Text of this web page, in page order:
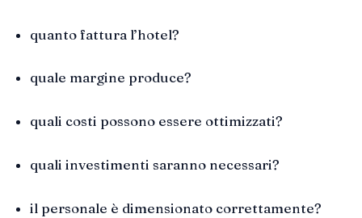
quanto fattura l’hotel?
quale margine produce?
quali costi possono essere ottimizzati?
quali investimenti saranno necessari?
il personale è dimensionato correttamente?